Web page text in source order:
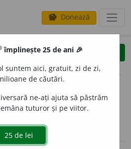
savings Donează
clear
opțiuni
definiții (16)
info
împlinește 25 de ani 🎉
suntem aici, gratuit, zi de zi,
de căutări.
ne-ați ajuta să păstrăm
tuturor și pe viitor.